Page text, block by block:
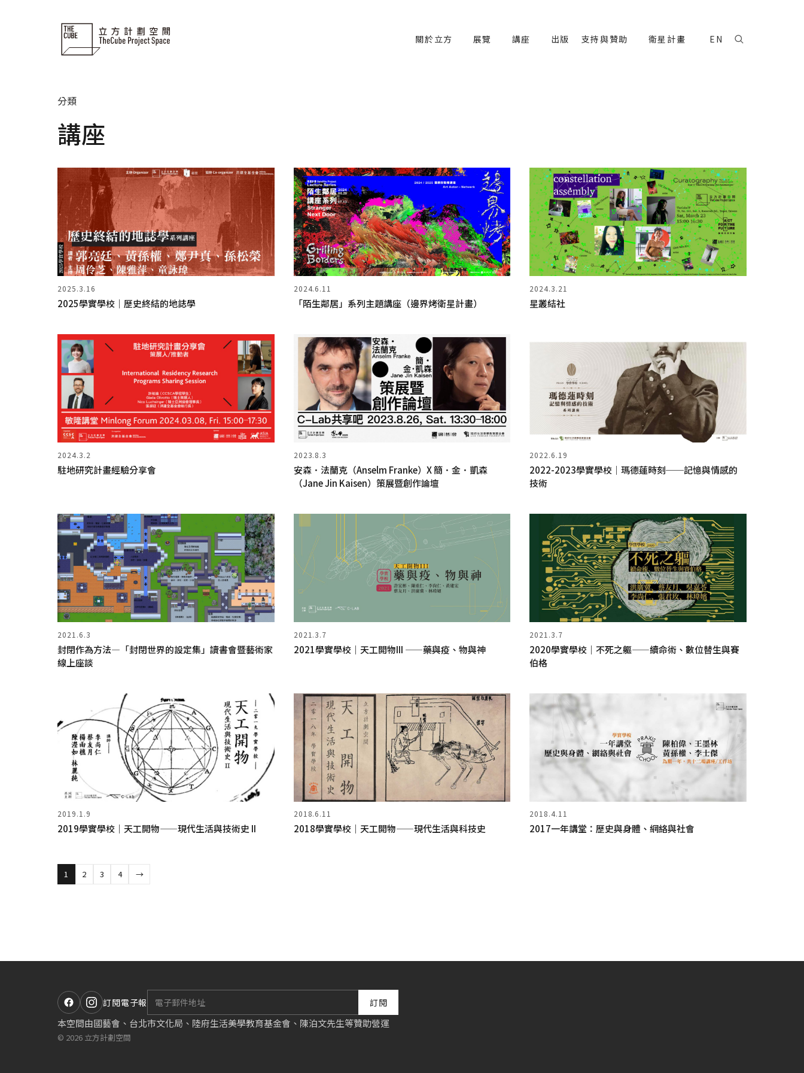
關於立方 展覽 講座 出版 支持與贊助 衛星計畫 EN
分類
講座
2025.3.16
2025學實學校｜歷史終結的地誌學
2024.6.11
「陌生鄰居」系列主題講座（邊界烤衛星計畫）
2024.3.21
星叢結社
2024.3.2
駐地研究計畫經驗分享會
2023.8.3
安森．法蘭克（Anselm Franke）X 簡．金．凱森
（Jane Jin Kaisen）策展暨創作論壇
2022.6.19
2022-2023學實學校｜瑪德蓮時刻──記憶與情感的
技術
2021.6.3
封閉作為方法—「封閉世界的設定集」讀書會暨藝術家
線上座談
2021.3.7
2021學實學校｜天工開物III ——藥與疫、物與神
2021.3.7
2020學實學校｜不死之軀——續命術、數位替生與賽
伯格
2019.1.9
2019學實學校｜天工開物——現代生活與技術史 II
2018.6.11
2018學實學校｜天工開物——現代生活與科技史
2018.4.11
2017一年講堂：歷史與身體、網絡與社會
1 2 3 4 →
訂閱電子報 訂閱
本空間由國藝會、台北市文化局、陸府生活美學教育基金會、陳泊文先生等贊助營運
© 2026 立方計劃空間